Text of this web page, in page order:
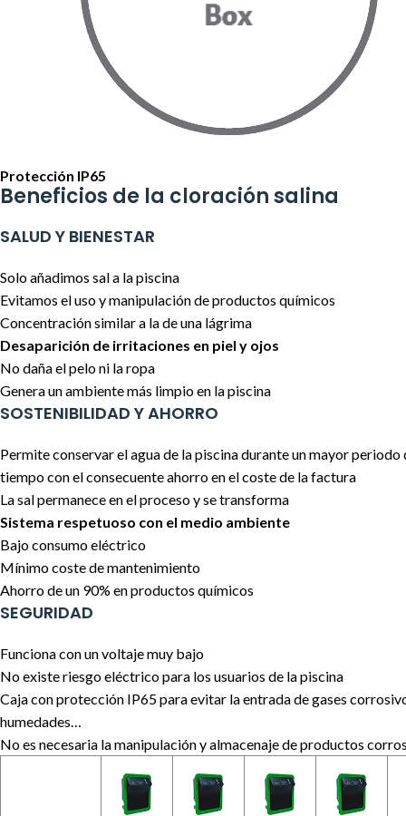
Protección IP65
Beneficios de la cloración salina
SALUD Y BIENESTAR
Solo añadimos sal a la piscina
Evitamos el uso y manipulación de productos químicos
Concentración similar a la de una lágrima
Desaparición de irritaciones en piel y ojos
No daña el pelo ni la ropa
Genera un ambiente más limpio en la piscina
SOSTENIBILIDAD Y AHORRO
Permite conservar el agua de la piscina durante un mayor periodo
tiempo con el consecuente ahorro en el coste de la factura
La sal permanece en el proceso y se transforma
Sistema respetuoso con el medio ambiente
Bajo consumo eléctrico
Mínimo coste de mantenimiento
Ahorro de un 90% en productos químicos
SEGURIDAD
Funciona con un voltaje muy bajo
No existe riesgo eléctrico para los usuarios de la piscina
Caja con protección IP65 para evitar la entrada de gases
humedades…
No es necesaria la manipulación y almacenaje de productos